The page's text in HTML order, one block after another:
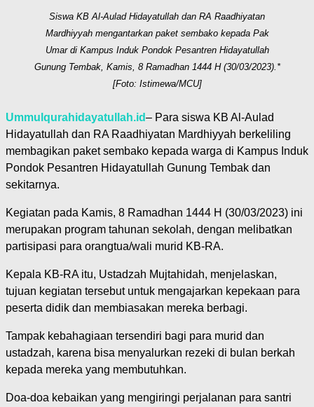
Siswa KB Al-Aulad Hidayatullah dan RA Raadhiyatan
Mardhiyyah mengantarkan paket sembako kepada Pak
Umar di Kampus Induk Pondok Pesantren Hidayatullah
Gunung Tembak, Kamis, 8 Ramadhan 1444 H (30/03/2023).*
[Foto: Istimewa/MCU]
Ummulqurahidayatullah.id– Para siswa KB Al-Aulad
Hidayatullah dan RA Raadhiyatan Mardhiyyah berkeliling
membagikan paket sembako kepada warga di Kampus Induk
Pondok Pesantren Hidayatullah Gunung Tembak dan
sekitarnya.
Kegiatan pada Kamis, 8 Ramadhan 1444 H (30/03/2023) ini
merupakan program tahunan sekolah, dengan melibatkan
partisipasi para orangtua/wali murid KB-RA.
Kepala KB-RA itu, Ustadzah Mujtahidah, menjelaskan,
tujuan kegiatan tersebut untuk mengajarkan kepekaan para
peserta didik dan membiasakan mereka berbagi.
Tampak kebahagiaan tersendiri bagi para murid dan
ustadzah, karena bisa menyalurkan rezeki di bulan berkah
kepada mereka yang membutuhkan.
Doa-doa kebaikan yang mengiringi perjalanan para santri